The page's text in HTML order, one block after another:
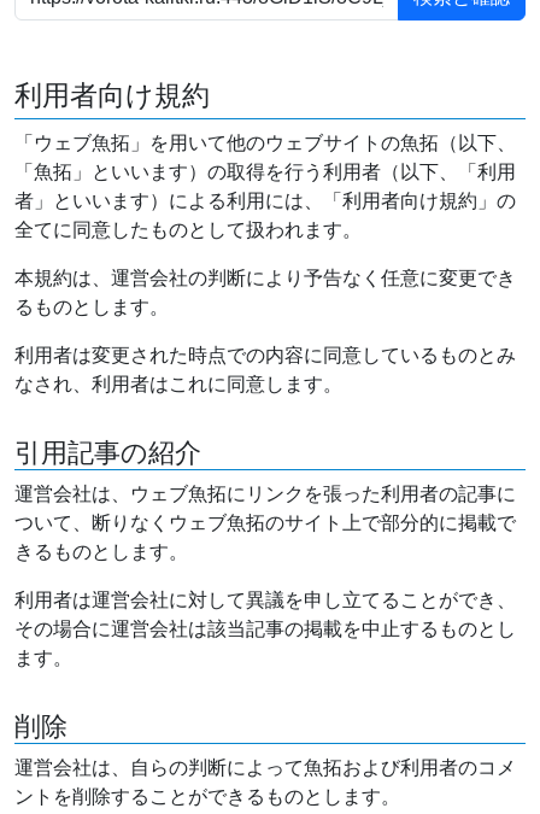
利用者向け規約
「ウェブ魚拓」を用いて他のウェブサイトの魚拓（以下、
「魚拓」といいます）の取得を行う利用者（以下、「利用
者」といいます）による利用には、「利用者向け規約」の
全てに同意したものとして扱われます。
本規約は、運営会社の判断により予告なく任意に変更でき
るものとします。
利用者は変更された時点での内容に同意しているものとみ
なされ、利用者はこれに同意します。
引用記事の紹介
運営会社は、ウェブ魚拓にリンクを張った利用者の記事に
ついて、断りなくウェブ魚拓のサイト上で部分的に掲載で
きるものとします。
利用者は運営会社に対して異議を申し立てることができ、
その場合に運営会社は該当記事の掲載を中止するものとし
ます。
削除
運営会社は、自らの判断によって魚拓および利用者のコメ
ントを削除することができるものとします。